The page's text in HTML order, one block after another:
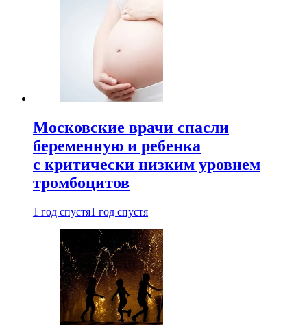
Московские врачи спасли
беременную и ребенка
с критически низким уровнем
тромбоцитов
1 год спустя1 год спустя